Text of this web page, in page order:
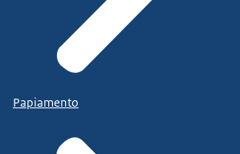
Papiamento